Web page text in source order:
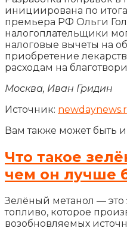
инициирована по
премьера РФ Ольги
налогоплательщики
налоговые вычеты на
приобретение
расходам на
Москва, Иван Гридин
Источник:
Вам также может быть
Что такое
чем он лучше
Зелёный метанол — это
топливо, которое
возобновляемых